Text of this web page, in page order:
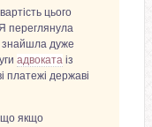
цього
переглянула
знайшла дуже
адвоката із
платежі державі
що якщо